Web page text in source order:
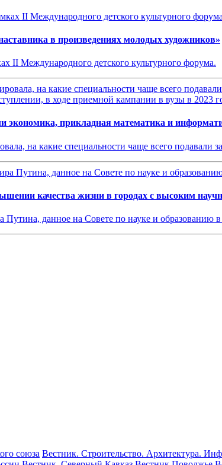
в произведениях молодых художников»
II Международного детского культурного форума.
прикладная математика и
на какие специальности чаще всего подавали
качества жизни в городах с высоким
Путина, данное на Совете по науке и образованию
союза Вестник. Строительство. Архитектура.